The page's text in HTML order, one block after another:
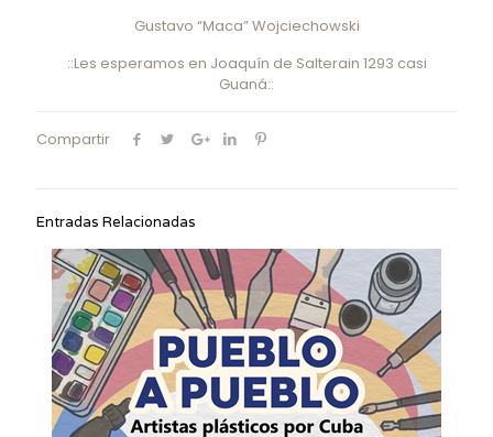
Gustavo “Maca” Wojciechowski
::Les esperamos en Joaquín de Salterain 1293 casi
Guaná::
Compartir
Entradas Relacionadas